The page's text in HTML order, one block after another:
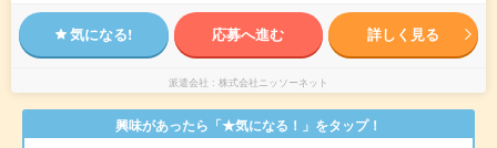
気になる! 応募へ進む 詳しく見る
派遣会社 株式会社ニッソーネット
興味があったら「★気になる！」をタップ！